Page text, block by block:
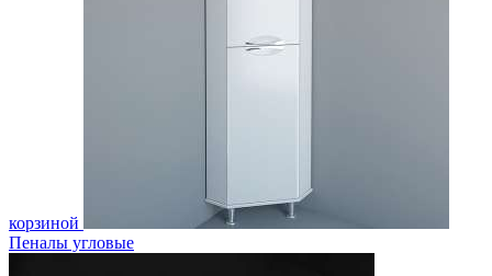
корзиной
Пеналы угловые